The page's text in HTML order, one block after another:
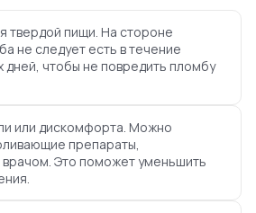
твердой пищи. На стороне
не следует есть в течение
дней, чтобы не повредить пломбу
или дискомфорта. Можно
препараты,
Это поможет уменьшить